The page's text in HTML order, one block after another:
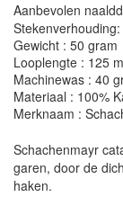
Aanbevolen
Gewicht : 50 gram
Looplengte : 125
Machinewas : 40
Materiaal : 100%
Merknaam :
Schachenmayr
garen, door de
haken.